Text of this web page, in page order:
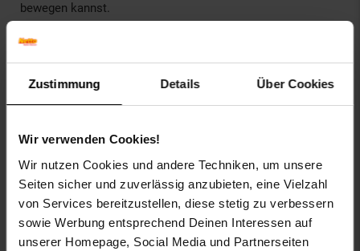
Zustimmung Details Über Cookies
Wir verwenden Cookies!
Wir nutzen Cookies und andere Techniken, um unsere
Seiten sicher und zuverlässig anzubieten, eine Vielzahl
von Services bereitzustellen, diese stetig zu verbessern
sowie Werbung entsprechend Deinen Interessen auf
unserer Homepage, Social Media und Partnerseiten
bewegen kannst.
Abgerundet wird das Outfit durch einen spitzen Hut aus
Dieses Accessoire verleiht Dir eine königliche
Ausstrahlung und komplettiert den Look der „Königin der
Diebe“.
Material: 100 % Polyester
Highlights
Kostüm im mittelalterlichen Stil
Kurzes Kleid mit Schürze und Kittelaufsatz
Lange Ärmel mit Gummizug und seitlichen Schlitzen